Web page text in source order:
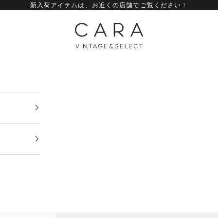
新入荷アイテムは、 お近くの店舗でご覧ください！
CARA vintage&select